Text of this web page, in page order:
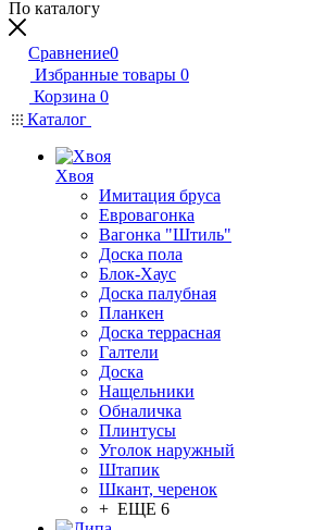
По каталогу
Сравнение0
Избранные товары 0
Корзина 0
Каталог
Хвоя
Имитация бруса
Евровагонка
Вагонка "Штиль"
Доска пола
Блок-Хаус
Доска палубная
Планкен
Доска террасная
Галтели
Доска
Нащельники
Обналичка
Плинтусы
Уголок наружный
Штапик
Шкант, черенок
+ ЕЩЕ 6